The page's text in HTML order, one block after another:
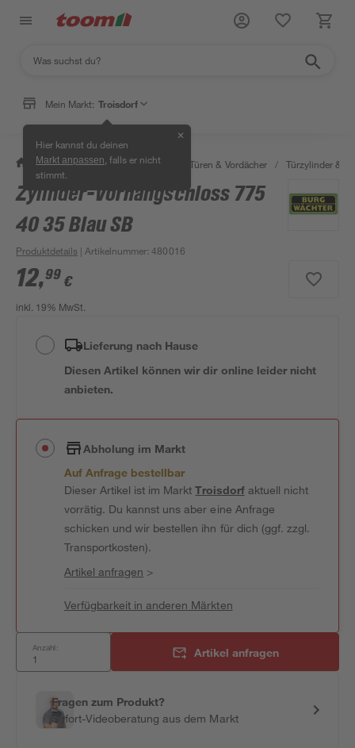
Mein Markt: Troisdorf
Hier kannst du deinen
Markt anpassen , falls er nicht
stimmt.
✕
/ Bauen & Renovieren / Fenster, Türen & Vordächer / Türzylinder &
Zylinder-Vorhangschloss 775
40 35 Blau SB
Produktdetails | Artikelnummer:480016
12,99 €
inkl. 19% MwSt.
Lieferung nach Hause
Diesen Artikel können wir dir online leider nicht
anbieten.
Abholung im Markt
Auf Anfrage bestellbar
Dieser Artikel ist im MarktTroisdorfaktuell nicht
vorrätig. Du kannst uns aber eine Anfrage
schicken und wir bestellen ihn für dich (ggf. zzgl.
Transportkosten).
Artikel anfragen >
Verfügbarkeit in anderen Märkten
Anzahl: Artikel anfragen
Fragen zum Produkt?
Sofort-Videoberatung aus dem Markt